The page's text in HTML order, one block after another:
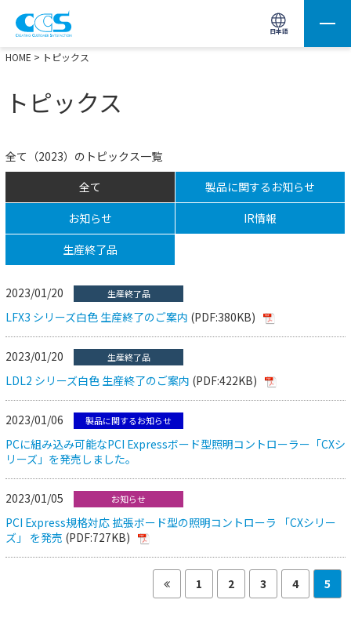
日本語
画像処理用の製品検索 サイト内検索(Enterで実行)
HOME > トピックス
トピックス
全て（2023）のトピックス一覧
全て
製品に関するお知らせ
お知らせ
IR情報
生産終了品
2023/01/20 生産終了品
LFX3 シリーズ白色 生産終了のご案内 (PDF:380KB)
2023/01/20 生産終了品
LDL2 シリーズ白色 生産終了のご案内 (PDF:422KB)
2023/01/06 製品に関するお知らせ
PCに組み込み可能なPCI Expressボード型照明コントローラー「CXシ
リーズ」を発売しました。
2023/01/05 お知らせ
PCI Express規格対応 拡張ボード型の照明コントローラ 「CXシリー
ズ」 を発売 (PDF:727KB)
1 2 3 4 5